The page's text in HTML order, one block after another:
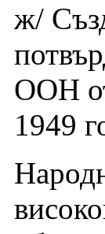
ж/
ООН
1949